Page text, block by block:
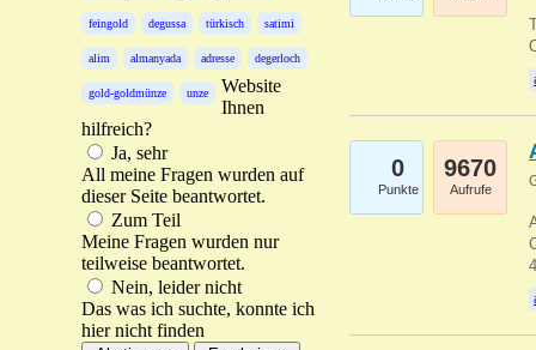
feingold degussa türkisch satimi
alim almanyada adresse degerloch
gold-goldmünze unze
Website
Ihnen
hilfreich?
Ja, sehr
All meine Fragen wurden auf
dieser Seite beantwortet.
Zum Teil
Meine Fragen wurden nur
teilweise beantwortet.
Nein, leider nicht
Das was ich suchte, konnte ich
hier nicht finden
0
Punkte
9670
Aufrufe